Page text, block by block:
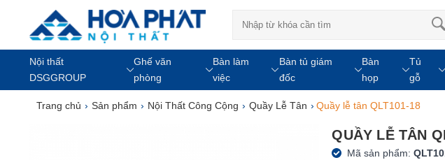
Nội thất
DSGGROUP
Ghế văn
phòng
Bàn làm
việc
Bàn tủ giám
đốc
Bàn
họp
Tủ
gỗ
Trang chủ › Sản phẩm › Nội Thất Công Cộng › Quầy Lễ Tân › Quầy lễ tân QLT101-18
QUẦY LỄ TÂN
Mã sản phẩm: